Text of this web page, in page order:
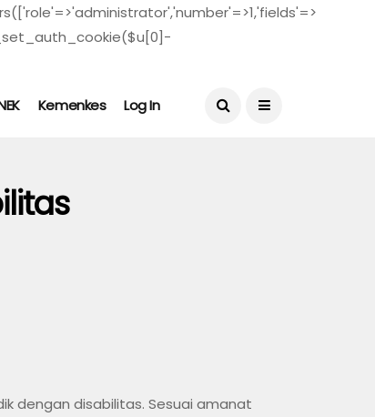
August 4, 2026
Kemenkes Log In
dengan disabilitas. Sesuai amanat